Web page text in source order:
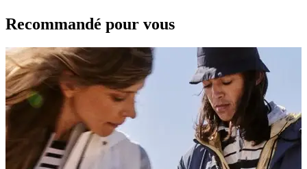
Recommandé pour vous